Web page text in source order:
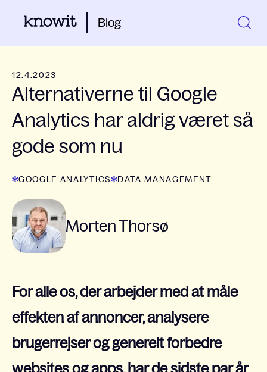
Blog
12.4.2023
Alternativerne til Google
Analytics har aldrig været så
gode som nu
GOOGLE ANALYTICS DATA MANAGEMENT
Morten Thorsø
For alle os, der arbejder med at måle
effekten af annoncer, analysere
brugerrejser og generelt forbedre
websites og apps, har de sidste par år